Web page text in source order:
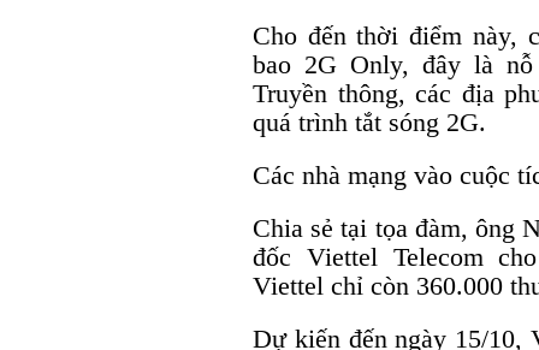
Cho đến thời điểm này,
bao 2G Only, đây là
Truyền thông, các địa
quá trình tắt sóng 2G.
Các nhà mạng vào cuộc
Chia sẻ tại tọa đàm, ông
đốc Viettel Telecom
Viettel chỉ còn 360.000
Dự kiến đến ngày 15/10,